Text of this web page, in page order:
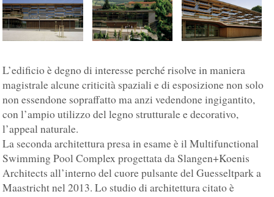
L’edificio è degno di interesse perché risolve in maniera
magistrale alcune criticità spaziali e di esposizione non solo
non essendone sopraffatto ma anzi vedendone ingigantito,
con l’ampio utilizzo del legno strutturale e decorativo,
l’appeal naturale.
La seconda architettura presa in esame è il Multifunctional
Swimming Pool Complex progettata da Slangen+Koenis
Architects all’interno del cuore pulsante del Guesseltpark a
Maastricht nel 2013. Lo studio di architettura citato è